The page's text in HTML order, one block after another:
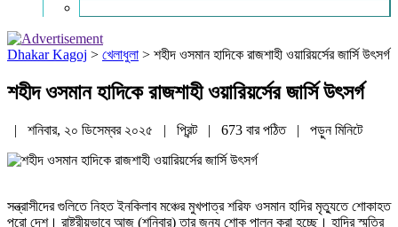
Dhakar Kagoj > খেলাধুলা > শহীদ ওসমান হাদিকে রাজশাহী ওয়ারিয়র্সের জার্সি উৎসর্গ
শহীদ ওসমান হাদিকে রাজশাহী ওয়ারিয়র্সের জার্সি উৎসর্গ
| শনিবার, ২০ ডিসেম্বর ২০২৫ | প্রিন্ট | 673 বার পঠিত | পড়ুনমিনিটে
সন্ত্রাসীদের গুলিতে নিহত ইনকিলাব মঞ্চের মুখপাত্র শরিফ ওসমান হাদির মৃত্যুতে শোকাহত
পুরো দেশ। রাষ্ট্রীয়ভাবে আজ (শনিবার) তার জন্য শোক পালন করা হচ্ছে। হাদির স্মৃতির